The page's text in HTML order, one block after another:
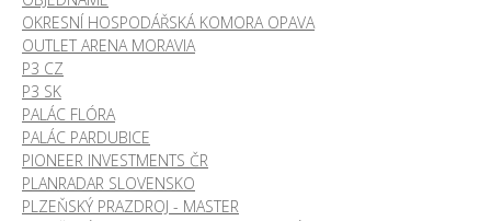
OKRESNÍ HOSPODÁŘSKÁ KOMORA OPAVA
OUTLET ARENA MORAVIA
P3 CZ
P3 SK
PALÁC FLÓRA
PALÁC PARDUBICE
PIONEER INVESTMENTS ČR
PLANRADAR SLOVENSKO
PLZEŇSKÝ PRAZDROJ - MASTER